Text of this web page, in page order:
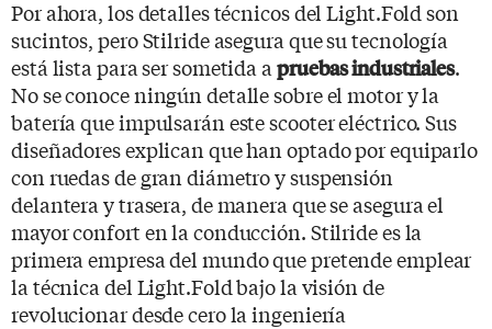
Por ahora, los detalles técnicos del Light.Fold son
sucintos, pero Stilride asegura que su tecnología
está lista para ser sometida a pruebas industriales.
No se conoce ningún detalle sobre el motor y la
batería que impulsarán este scooter eléctrico. Sus
diseñadores explican que han optado por equiparlo
con ruedas de gran diámetro y suspensión
delantera y trasera, de manera que se asegura el
mayor confort en la conducción. Stilride es la
primera empresa del mundo que pretende emplear
la técnica del Light.Fold bajo la visión de
revolucionar desde cero la ingeniería